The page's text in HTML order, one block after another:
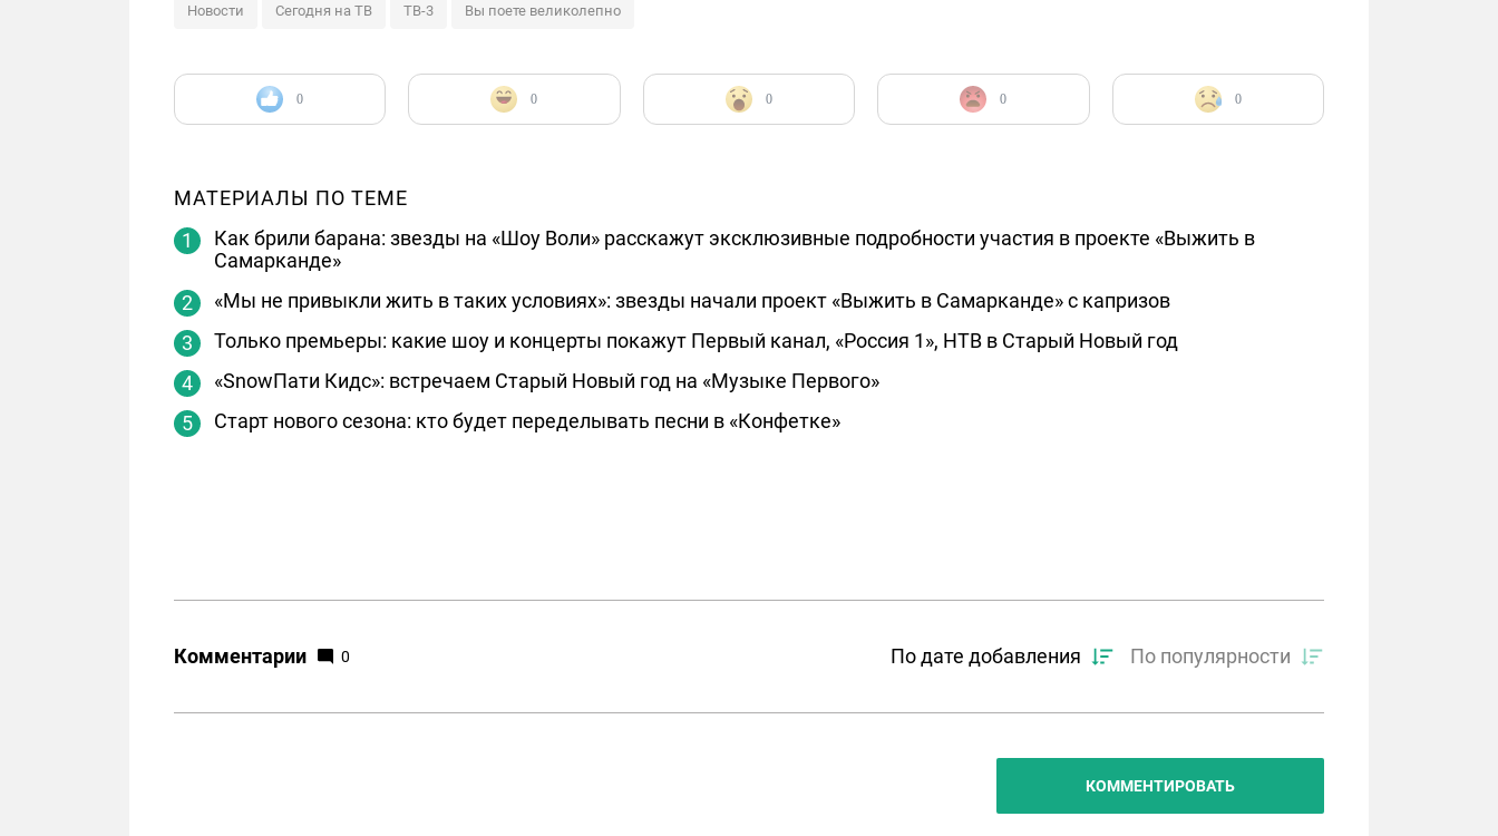
Новости Сегодня на ТВ ТВ-3 Вы поете великолепно
0 0 0 0 0
МАТЕРИАЛЫ ПО ТЕМЕ
Как брили барана: звезды на «Шоу Воли» расскажут эксклюзивные подробности участия в проекте «Выжить в
Самарканде»
«Мы не привыкли жить в таких условиях»: звезды начали проект «Выжить в Самарканде» с капризов
Только премьеры: какие шоу и концерты покажут Первый канал, «Россия 1», НТВ в Старый Новый год
«SnowПати Кидс»: встречаем Старый Новый год на «Музыке Первого»
Старт нового сезона: кто будет переделывать песни в «Конфетке»
Комментарии 0 По дате добавления По популярности
КОММЕНТИРОВАТЬ